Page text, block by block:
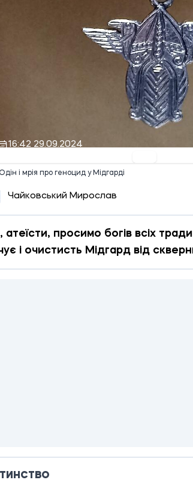
16:42 29.09.2024
і мрія про геноцид у Мідгарді
Чайковський Мирослав
атеїсти, просимо богів всіх
і очистисть Мідгард від